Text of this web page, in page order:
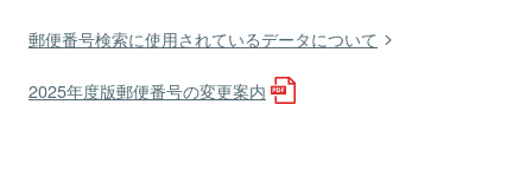
郵便番号検索に使用されているデータについて
2025年度版郵便番号の変更案内